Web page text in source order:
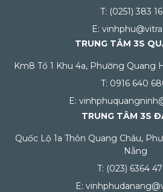
T: (0251) 383
E:
TRUNG TÂM 3S
Km8 Tổ 1 Khu 4a, Phường Quang
T: 0916 640
E:
TRUNG TÂM 3S
Quốc Lộ 1a Thôn Quang Châu,
Nẵng
T: (023) 6364
E: